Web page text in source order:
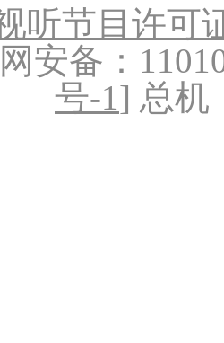
听节目许可
安备：
号-1] 总机